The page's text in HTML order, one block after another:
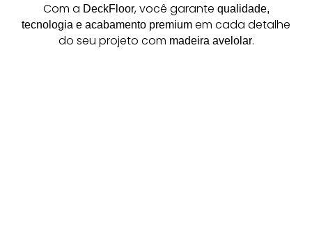
Com a DeckFloor, você garante qualidade,
tecnologia e acabamento premium em cada detalhe
do seu projeto com madeira avelolar.